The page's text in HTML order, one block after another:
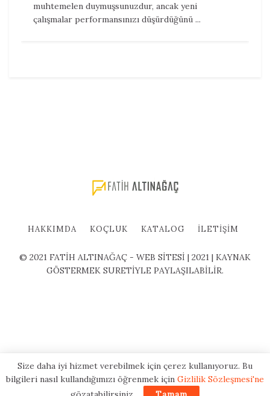
muhtemelen duymuşsunuzdur, ancak yeni
çalışmalar performansınızı düşürdüğünü ...
HAKKIMDA KOÇLUK KATALOG İLETIŞIM
© 2021 FATİH ALTINAĞAÇ - WEB SİTESİ | 2021 | KAYNAK
GÖSTERMEK SURETİYLE PAYLAŞILABİLİR.
Size daha iyi hizmet verebilmek için çerez kullanıyoruz. Bu
bilgileri nasıl kullandığımızı öğrenmek için Gizlilik Sözleşmesi'ne